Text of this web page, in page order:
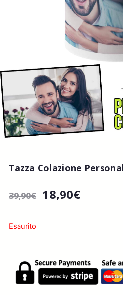
Tazza Colazione
39,90€ 18,90€
Esaurito